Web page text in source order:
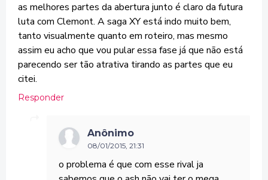
as melhores partes da abertura junto é claro da futura
luta com Clemont. A saga XY está indo muito bem,
tanto visualmente quanto em roteiro, mas mesmo
assim eu acho que vou pular essa fase já que não está
parecendo ser tão atrativa tirando as partes que eu
citei.
Responder
Anônimo
08/01/2015, 21:31
o problema é que com esse rival ja